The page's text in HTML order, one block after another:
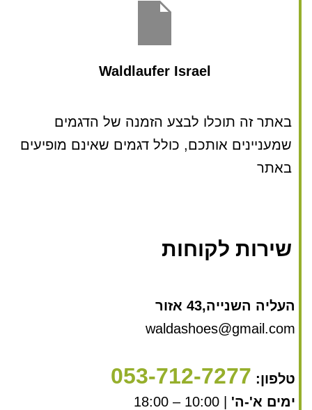
Waldlaufer Israel
באתר זה תוכלו לבצע הזמנה של הדגמים
שמעניינים אותכם, כולל דגמים שאינם מופיעים
באתר
שירות לקוחות
העליה השנייה,43 אזור
waldashoes@gmail.com
טלפון: 053-712-7277
ימים א'-ה' | 10:00 – 18:00